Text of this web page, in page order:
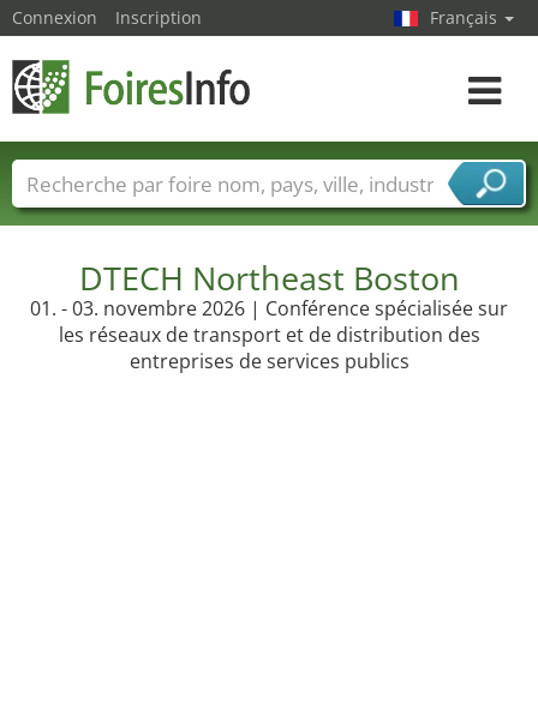
DTECH Northeast Boston
01. - 03. novembre 2026 | Conférence spécialisée sur
les réseaux de transport et de distribution des
entreprises de services publics
Connexion Inscription Français
Toggle
Foire noms Pays Villes
Secteurs de foire